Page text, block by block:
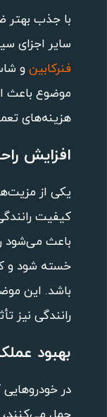
با جذب بهتر
سایر اجزای
فنرکابین و
موضوع باعث
هزینه‌های
افزایش
یکی از
کیفیت
باعث می‌شود
خسته شود و
باشد. این
رانندگی نیز
بهبود
در